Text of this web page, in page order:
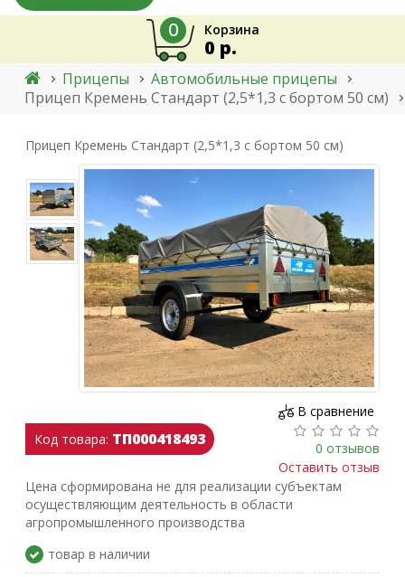
Корзина
0
0 р.
Прицепы
Автомобильные прицепы
Прицеп Кремень Стандарт (2,5*1,3 с бортом 50 см)
Прицеп Кремень Стандарт (2,5*1,3 с бортом 50 см)
Код товара: ТП000418493
В сравнение
0 отзывов
Оставить отзыв
Цена сформирована не для реализации субъектам
осуществляющим деятельность в области
агропромышленного производства
товар в наличии